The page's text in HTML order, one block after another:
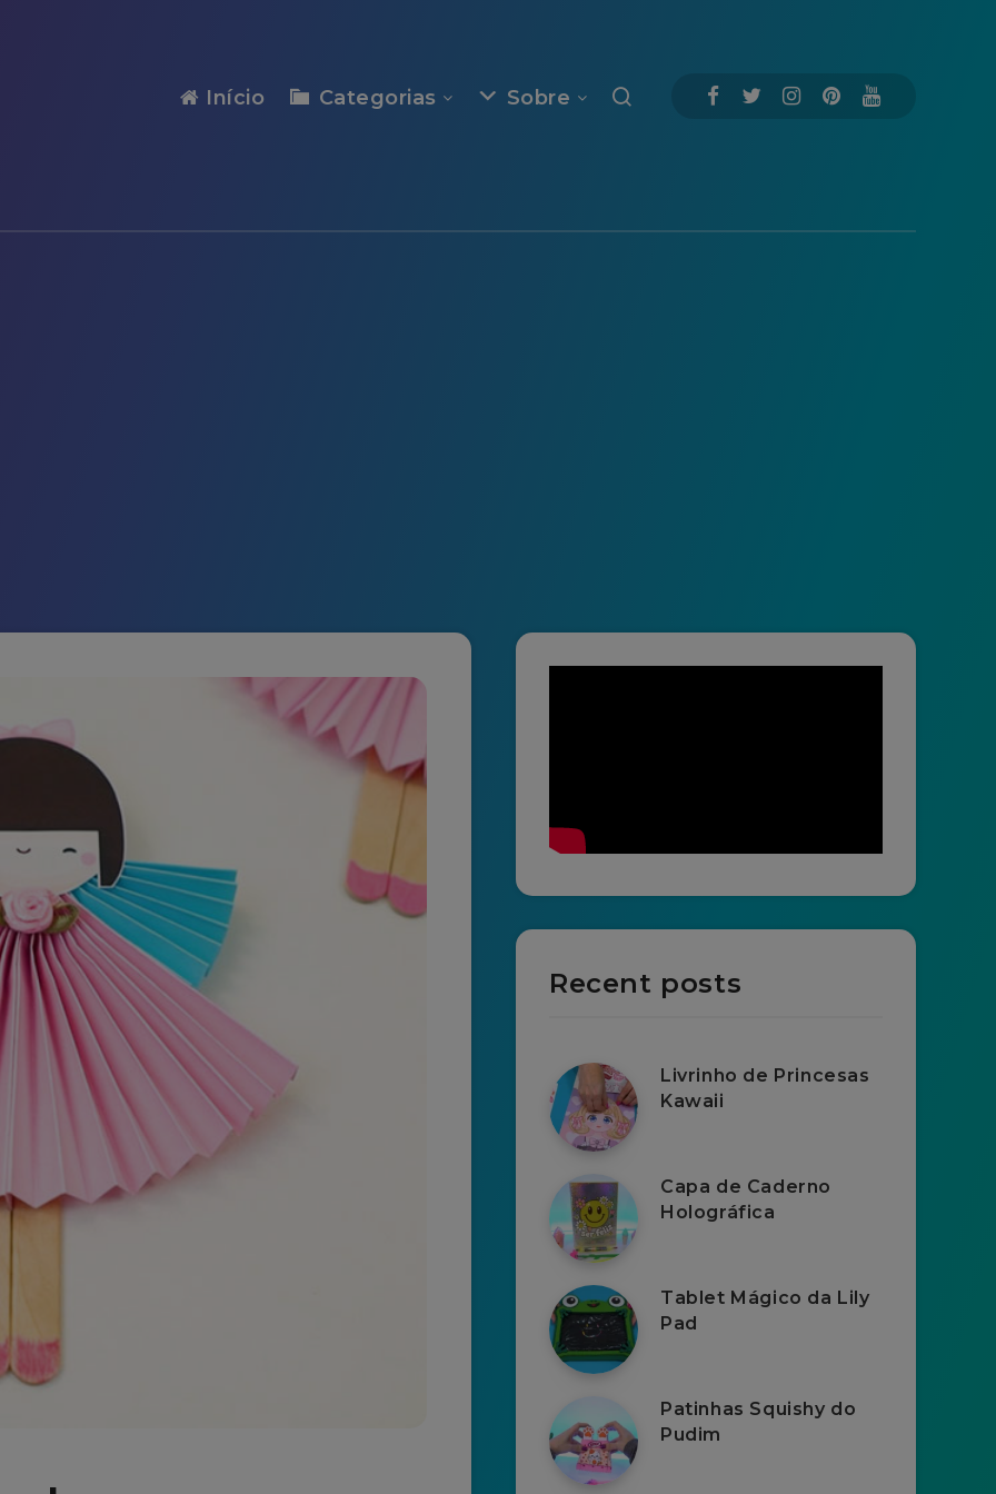
Início Categorias Sobre
Recent posts
Livrinho de Princesas
Kawaii
Capa de Caderno
Holográfica
Tablet Mágico da Lily
Pad
Patinhas Squishy do
Pudim